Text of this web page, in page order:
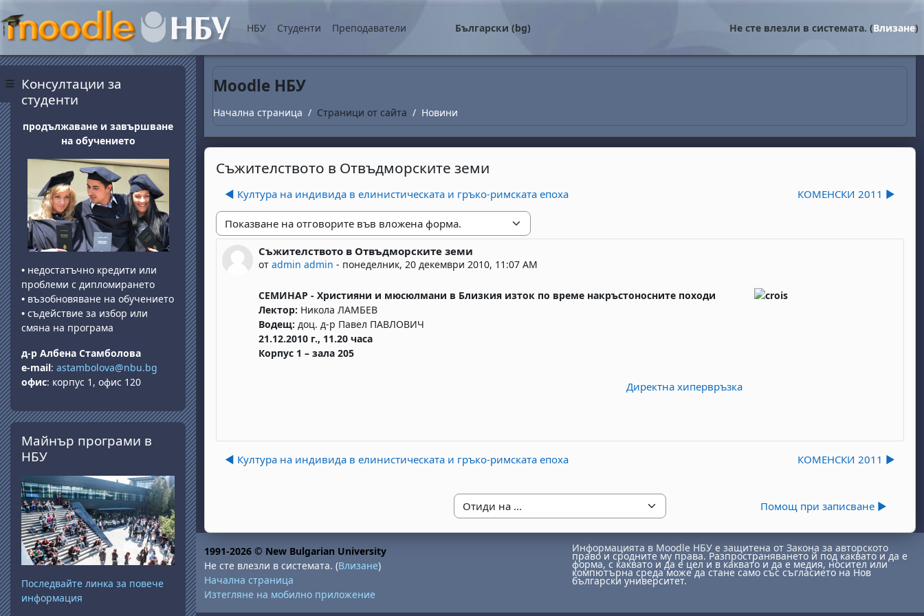
Прескочи на основното съдържание
Страничен панел
НБУ Студенти Преподаватели Български ‎(bg)‎ Не сте влезли в системата. (Влизане)
Moodle НБУ
Начална страница Страници от сайта Новини
Съжителството в Отвъдморските земи
◀︎ Култура на индивида в елинистическата и гръко-римската епоха КОМЕНСКИ 2011 ▶︎
Начин на показване
Съжителството в Отвъдморските земи
от admin admin - понеделник, 20 декември 2010, 11:07 AM
Number of replies: 0
СЕМИНАР - Християни и мюсюлмани в Близкия изток по време накръстоносните походи
Лектор: Никола ЛАМБЕВ
Водещ: доц. д-р Павел ПАВЛОВИЧ
21.12.2010 г., 11.20 часа
Корпус 1 – зала 205
Директна хипервръзка
◀︎ Култура на индивида в елинистическата и гръко-римската епоха КОМЕНСКИ 2011 ▶︎
Отиди на ... Помощ при записване ▶︎
Блокове
Консултации за
студенти
продължаване и завършване
на обучението
• недостатъчно кредити или
проблеми с дипломирането
• възобновяване на обучението
• съдействие за избор или
смяна на програма
д-р Албена Стамболова
e-mail: astambolova@nbu.bg
офис: корпус 1, офис 120
Прескочи Майнър програми в НБУ
Майнър програми в
НБУ
Последвайте линка за повече
информация
Информацията в Moodle НБУ е защитена от Закона за авторското
право и сродните му права. Разпространяването й под каквато и да е
форма, с каквато и да е цел и в каквато и да е медия, носител или
компютърна среда може да стане само със съгласието на Нов
български университет.
1991-2026 © New Bulgarian University
Не сте влезли в системата. (Влизане)
Начална страница
Изтегляне на мобилно приложение